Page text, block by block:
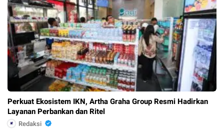
Perkuat Ekosistem IKN, Artha Graha Group Resmi Hadirkan
Layanan Perbankan dan Ritel
Redaksi